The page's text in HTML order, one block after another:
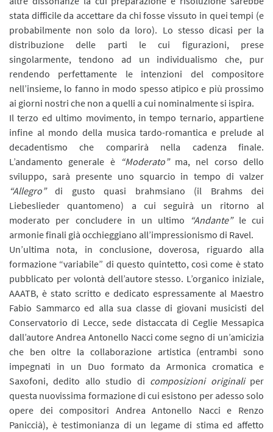
stata difficile da accettare da chi fosse vissuto in quei tempi (e
probabilmente non solo da loro). Lo stesso dicasi per la
distribuzione delle parti le cui figurazioni, prese
singolarmente, tendono ad un individualismo che, pur
rendendo perfettamente le intenzioni del compositore
nell’insieme, lo fanno in modo spesso atipico e più prossimo
ai giorni nostri che non a quelli a cui nominalmente si ispira.
Il terzo ed ultimo movimento, in tempo ternario, appartiene
infine al mondo della musica tardo-romantica e prelude al
decadentismo che comparirà nella cadenza finale.
L’andamento generale è “Moderato”ma, nel corso dello
sviluppo, sarà presente uno squarcio in tempo di valzer
“Allegro”di gusto quasi brahmsiano (il Brahms dei
Liebeslieder quantomeno) a cui seguirà un ritorno al
moderato per concludere in un ultimo
“Andante”le cui
armonie finali già occhieggiano all’impressionismo di Ravel.
Un’ultima nota, in conclusione, doverosa, riguardo alla
formazione “variabile” di questo quintetto, così come è stato
pubblicato per volontà dell’autore stesso. L’organico iniziale,
AAATB, è stato scritto e dedicato espressamente al Maestro
Fabio Sammarco ed alla sua classe di giovani musicisti del
Conservatorio di Lecce, sede distaccata di Ceglie Messapica
dall’autore Andrea Antonello Nacci come segno di un’amicizia
che ben oltre la collaborazione artistica (entrambi sono
impegnati in un Duo formato da Armonica cromatica e
Saxofoni, dedito allo studio di composizioni originaliper
questa nuovissima formazione di cui esistono per adesso solo
opere dei compositori Andrea Antonello Nacci e Renzo
Paniccià), è testimonianza di un legame di stima ed affetto